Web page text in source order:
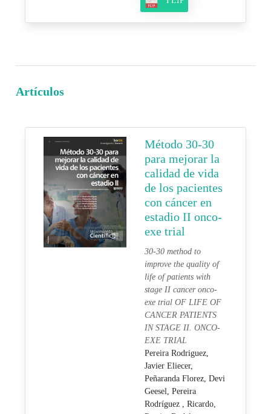
Artículos
Método 30-30
para mejorar la
calidad de vida
de los pacientes
con cáncer en
estadio II onco-
exe trial
30-30 method to
improve the quality of
life of patients with
stage II cancer onco-
exe trial OF LIFE OF
CANCER PATIENTS
IN STAGE II. ONCO-
EXE TRIAL
Pereira Rodriguez,
Javier Eliecer,
Peñaranda Florez, Devi
Geesel, Pereira
Rodríguez , Ricardo,